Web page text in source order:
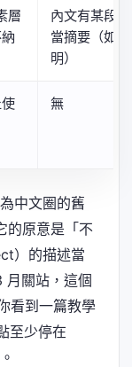
層
內文有某段
當摘要（如
明）
使
無
中文圈的舊
的原意是「不
）的描述當
月關站，這個
看到一篇教學
至少停在